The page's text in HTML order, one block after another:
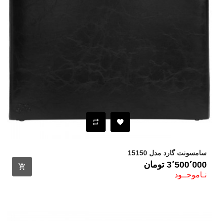
سامسونت گارد مدل 15150
قیمت
3٬500٬000 ‎تومان
نـاموجــود